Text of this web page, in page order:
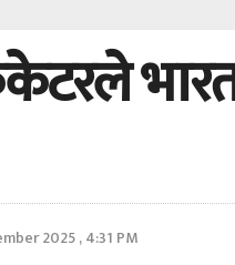
2025 , 4:31 PM